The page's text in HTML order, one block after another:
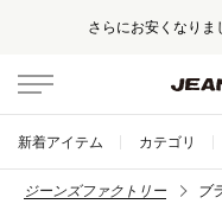
さらにお安くなりま
新着アイテム カテゴリ
ジーンズファクトリー ブ